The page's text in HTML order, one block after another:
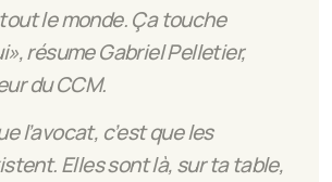
le monde. Ça touche
résume Gabriel Pelletier,
du CCM.
l’avocat, c’est que les
Elles sont là, sur ta table,